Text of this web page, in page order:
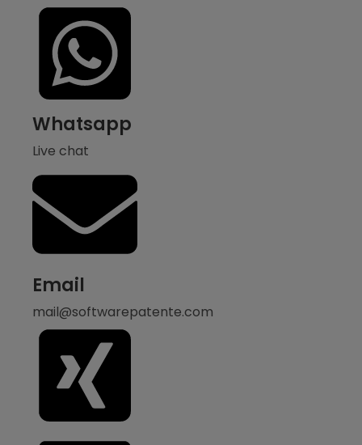
Whatsapp
Live chat
Email
mail@softwarepatente.com